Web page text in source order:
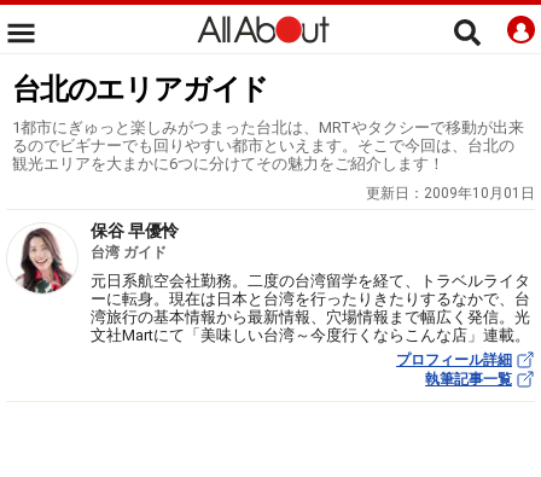
台北のエリアガイド
1都市にぎゅっと楽しみがつまった台北は、MRTやタクシーで移動が出来
るのでビギナーでも回りやすい都市といえます。そこで今回は、台北の
観光エリアを大まかに6つに分けてその魅力をご紹介します！
更新日： 2009年10月01日
保谷 早優怜
台湾 ガイド
元日系航空会社勤務。二度の台湾留学を経て、トラベルライタ
ーに転身。現在は日本と台湾を行ったりきたりするなかで、台
湾旅行の基本情報から最新情報、穴場情報まで幅広く発信。光
文社Martにて「美味しい台湾～今度行くならこんな店」連載。
プロフィール詳細
執筆記事一覧